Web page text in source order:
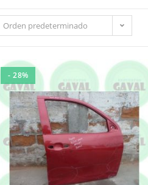
Orden predeterminado
- 28%